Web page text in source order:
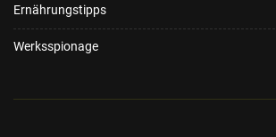
Ernährungstipps
Werksspionage